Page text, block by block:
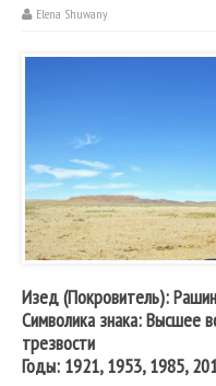
Elena Shuwany
Изед (Покровитель):
Символика знака: Высшее
трезвости
Годы: 1921, 1953, 1985,